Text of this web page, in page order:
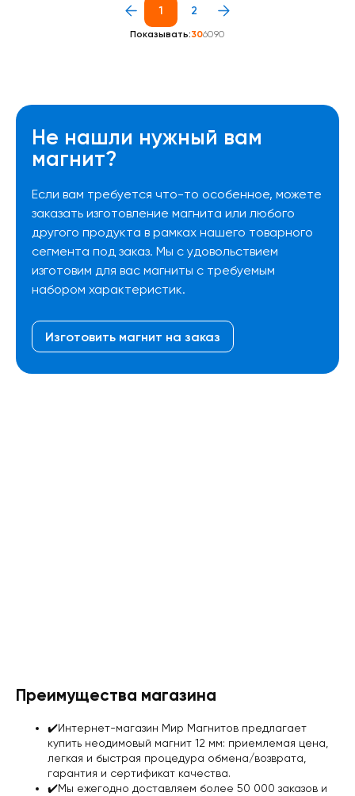
1 2
Показывать:306090
Не нашли нужный вам
магнит?
Если вам требуется что-то особенное, можете
заказать изготовление магнита или любого
другого продукта в рамках нашего товарного
сегмента под заказ. Мы с удовольствием
изготовим для вас магниты с требуемым
набором характеристик.
Изготовить магнит на заказ
Преимущества магазина
✔️Интернет-магазин Мир Магнитов предлагает
купить неодимовый магнит 12 мм: приемлемая цена,
легкая и быстрая процедура обмена/возврата,
гарантия и сертификат качества.
✔️Мы ежегодно доставляем более 50 000 заказов и